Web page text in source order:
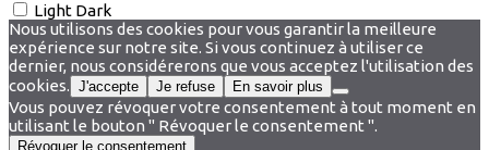
Light Dark
Nous utilisons des cookies pour vous garantir la meilleure
expérience sur notre site. Si vous continuez à utiliser ce
dernier, nous considérerons que vous acceptez l'utilisation des
cookies. J'accepte Je refuse En savoir plus
Vous pouvez révoquer votre consentement à tout moment en
utilisant le bouton " Révoquer le consentement ".
Révoquer le consentement